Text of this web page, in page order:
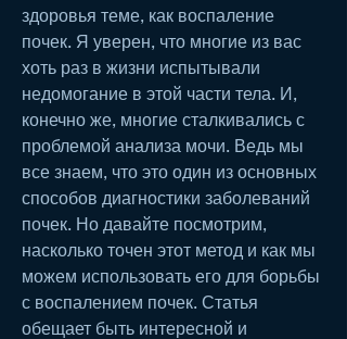
здоровья теме, как воспаление
почек. Я уверен, что многие из вас
хоть раз в жизни испытывали
недомогание в этой части тела. И,
конечно же, многие сталкивались с
проблемой анализа мочи. Ведь мы
все знаем, что это один из основных
способов диагностики заболеваний
почек. Но давайте посмотрим,
насколько точен этот метод и как мы
можем использовать его для борьбы
с воспалением почек. Статья
обещает быть интересной и